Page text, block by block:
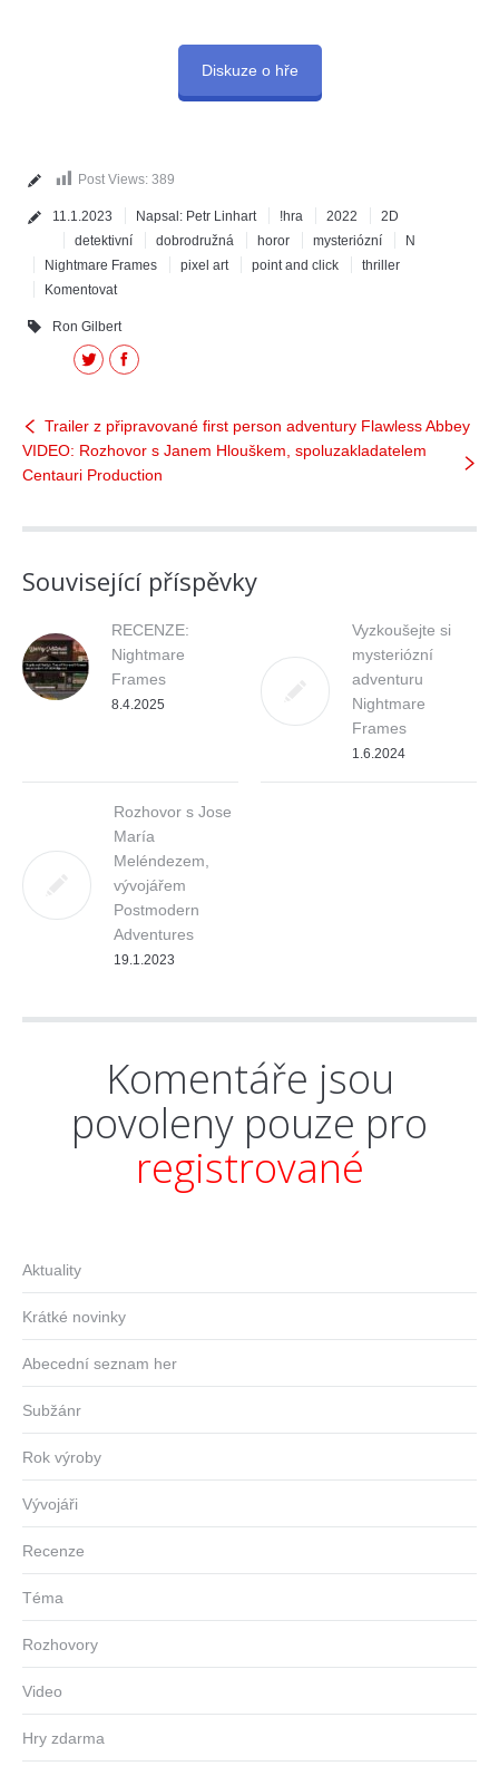
Diskuze o hře
Post Views: 389
11.1.2023 Napsal: Petr Linhart !hra 2022
2D
detektivní
dobrodružná horor mysteriózní
N
Nightmare Frames
pixel art point and click
thriller
Komentovat
Ron Gilbert
Facebook
Twitter
Trailer z připravované first person adventury Flawless Abbey
VIDEO: Rozhovor s Janem Hlouškem, spoluzakladatelem
Centauri Production
Související příspěvky
RECENZE:
Nightmare
Frames
8.4.2025
Vyzkoušejte si
mysteriózní
adventuru
Nightmare
Frames
1.6.2024
Rozhovor s Jose
María
Meléndezem,
vývojářem
Postmodern
Adventures
19.1.2023
Komentáře jsou
povoleny pouze pro
registrované
Aktuality
Krátké novinky
Abecední seznam her
Subžánr
Rok výroby
Vývojáři
Recenze
Téma
Rozhovory
Video
Hry zdarma